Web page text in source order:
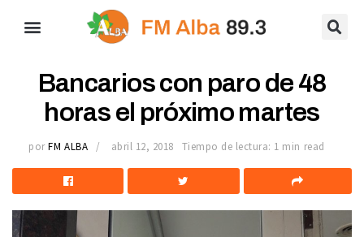
Bancarios con paro de 48
horas el próximo martes
por FM ALBA abril 12, 2018 Tiempo de lectura: 1 min read